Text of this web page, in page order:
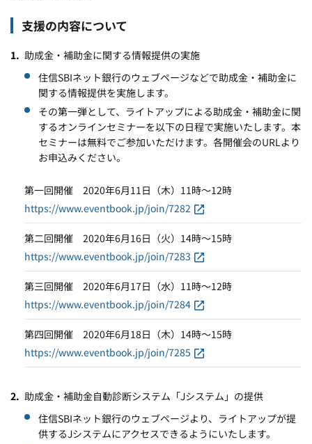
支援の内容について
助成金・補助金に関する情報提供の実施
住信SBIネット銀行のウェブページなどで助成金・補助金に
関する情報提供を実施します。
その第一弾として、ライトアップによる助成金・補助金に関
するオンラインセミナーを以下の日程で実施いたします。本
セミナーは無料でご参加いただけます。各開催会のURLより
お申込みください。
第一回開催 2020年6月11日（木）11時～12時
https://www.eventbook.jp/join/7282
第二回開催 2020年6月16日（火）14時～15時
https://www.eventbook.jp/join/7283
第三回開催 2020年6月17日（水）11時～12時
https://www.eventbook.jp/join/7284
第四回開催 2020年6月18日（木）14時～15時
https://www.eventbook.jp/join/7285
助成金・補助金自動診断システム「Jシステム」の提供
住信SBIネット銀行のウェブページより、ライトアップが提
供するJシステムにアクセスできるようにいたします。